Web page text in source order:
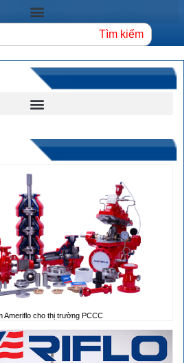
Tìm kiếm
Ameriflo cho thị trường PCCC